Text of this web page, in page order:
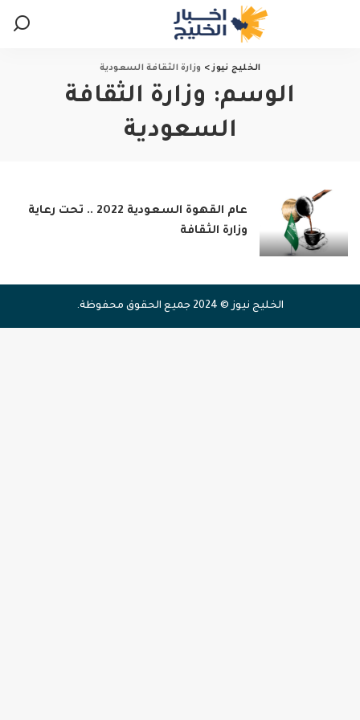
الخليج نيوز> وزارة الثقافة السعودية
الوسم: وزارة الثقافة
السعودية
عام القهوة السعودية 2022 .. تحت رعاية
وزارة الثقافة
الخليج نيوز © 2024 جميع الحقوق محفوظة.